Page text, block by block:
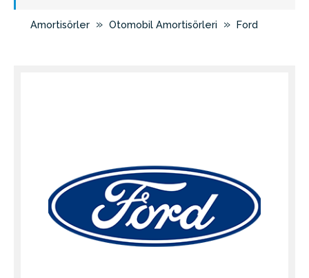
Amortisörler » Otomobil Amortisörleri » Ford